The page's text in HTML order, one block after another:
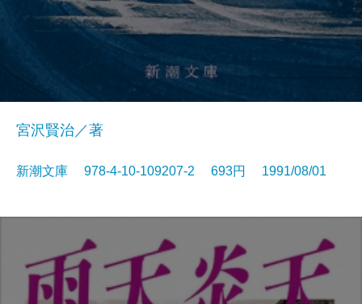
宮沢賢治／著
新潮文庫 978-4-10-109207-2 693円 1991/08/01